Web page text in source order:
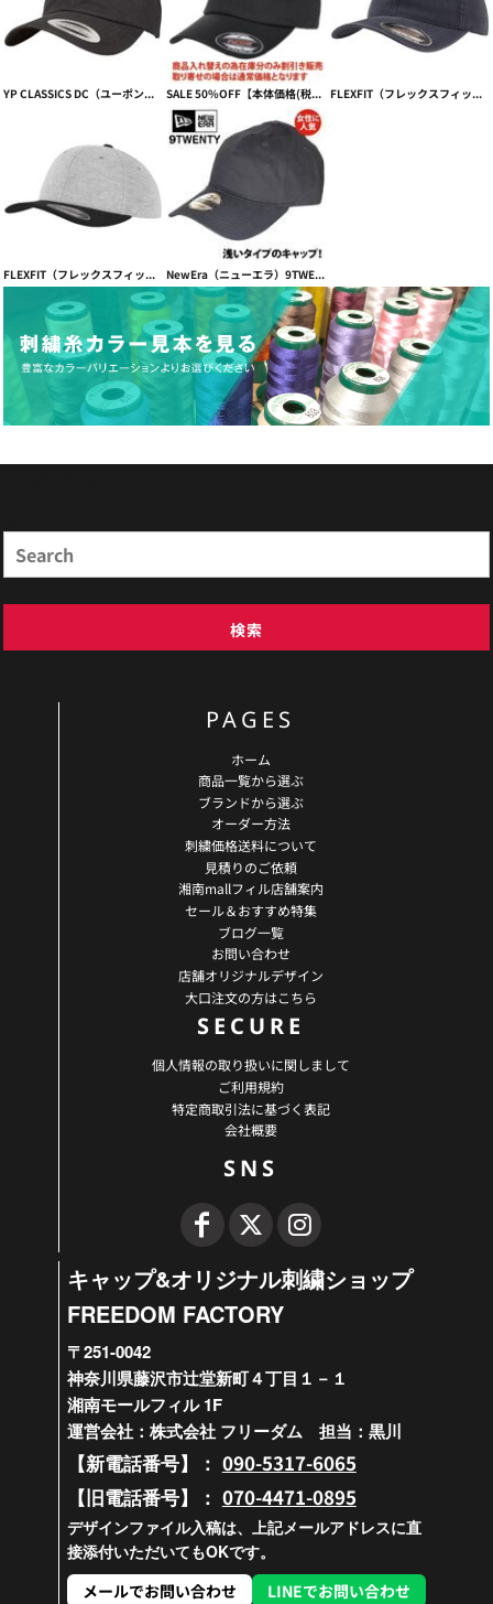
YP CLASSICS DC（ユーポンダッドキャップ） PEACHED COTTON TWILL ピーチコットンダッドキャップ【本体価格(税抜)￥3,390】 SALE 50%OFF【本体価格(税抜)￥3390→￥1695】FLEXFIT（フレックスフィット）COTTON TWILL DAD CAP 【本体価格(税抜)￥3,390】 FLEXFIT（フレックスフィット） GARMENT WASHED COTTON CAP ガーメントウォッシュ【本体価格(税抜)￥3,390】
FLEXFIT（フレックスフィット）ヨーロッパ限定 ダブルジャージー Double Jersey【本体価格(税抜)￥3,390】 NewEra（ニューエラ）9TWENTY Adjustable low cap【本体価格(税抜)￥4,990】
検索
PAGES
ホーム
商品一覧から選ぶ
ブランドから選ぶ
オーダー方法
刺繍価格送料について
見積りのご依頼
湘南mallフィル店舗案内
セール＆おすすめ特集
ブログ一覧
お問い合わせ
店舗オリジナルデザイン
大口注文の方はこちら
SECURE
個人情報の取り扱いに関しまして
ご利用規約
特定商取引法に基づく表記
会社概要
SNS
キャップ&オリジナル刺繍ショップ
FREEDOM FACTORY
〒251-0042
神奈川県藤沢市辻堂新町４丁目１－１
湘南モールフィル 1F
運営会社：株式会社 フリーダム 担当：黒川
【新電話番号】： 090-5317-6065
【旧電話番号】： 070-4471-0895
デザインファイル入稿は、上記メールアドレスに直
接添付いただいてもOKです。
メールでお問い合わせ
LINEでお問い合わせ